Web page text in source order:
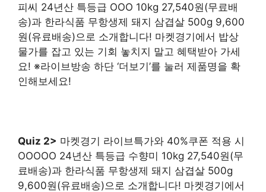
피씨 24년산 특등급 OOO 10kg 27,540원(무료배
송)과 한라식품 무항생제 돼지 삼겹살 500g 9,600
원(유료배송)으로 소개합니다! 마켓경기에서 밥상
물가를 잡고 있는 기회 놓치지 말고 혜택받아 가세
요! ※라이브방송 하단 ‘더보기’를 눌러 제품명을 확
인해보세요!
Quiz 2> 마켓경기 라이브특가와 40%쿠폰 적용 시
OOOOO 24년산 특등급 수향미 10kg 27,540원(무
료배송)과 한라식품 무항생제 돼지 삼겹살 500g
9,600원(유료배송)으로 소개합니다! 마켓경기에서